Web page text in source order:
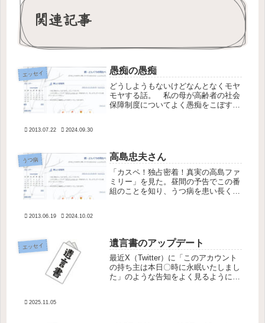
関連記事
エッセイ 愚痴の愚痴
どうしようもないけどなんとなくモヤ
モヤする話。 私の母が高齢者の社会
保障制度についてよく愚痴をこぼす。
聞...
2013.07.22 2024.09.30
うつ病 高島忠夫さん
「カスペ！独占密着！真実の高島ファ
ミリー」を見た。昼間の予告でこの番
組のことを知り、うつ病を患い長く芸
の番...
2013.06.19 2024.10.02
エッセイ 遺言書のアップデート
最近X（Twitter）に「このアカウント
の持ち主は本日〇時に永眠いたしまし
た」のような告知をよく見るようにな
2025.11.05